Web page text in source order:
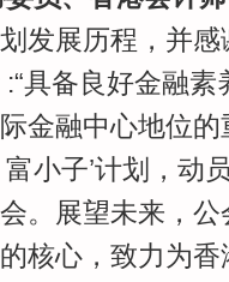
发展历程，并
具备良好金融
金融中心地位
富小子’计划，
。展望未来，
核心，致力为